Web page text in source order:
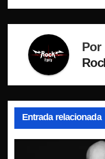
Por
Entrada relacionada